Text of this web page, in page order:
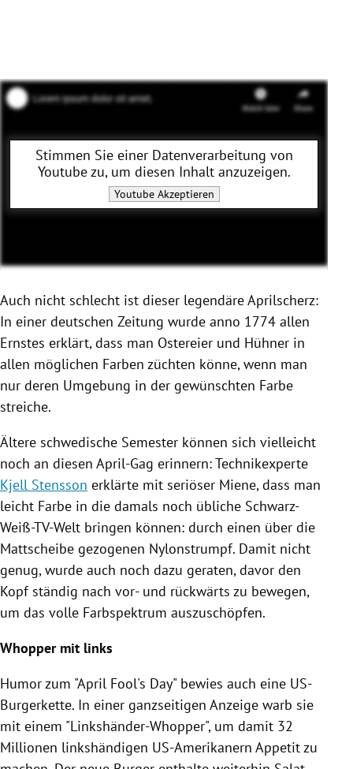
Stimmen Sie einer Datenverarbeitung von
Youtubezu, um diesen Inhalt anzuzeigen.
YoutubeAkzeptieren
Auch nicht schlecht ist dieser legendäreAprilscherz:
In einer deutschen Zeitung wurde anno 1774 allen
Ernstes erklärt, dass man Ostereier und Hühner in
allen möglichen Farben züchten könne, wenn man
nur deren Umgebung in der gewünschten Farbe
streiche.
Ältere schwedische Semester können sich vielleicht
noch an diesen April-Gag erinnern: Technikexperte
Kjell Stensson erklärte mit seriöser Miene, dass man
leicht Farbe in die damals noch übliche Schwarz-
Weiß-TV-Welt bringen können: durch einen über die
Mattscheibe gezogenen Nylonstrumpf. Damit nicht
genug, wurde auch noch dazu geraten, davor den
Kopf ständig nach vor- und rückwärts zu bewegen,
um das volle Farbspektrum auszuschöpfen.
Whopper mit links
Humor zum "April Fool's Day" bewies auch eine US-
Burgerkette. In einer ganzseitigen Anzeige warb sie
mit einem "Linkshänder-Whopper", um damit 32
Millionen linkshändigen US-Amerikanern Appetit zu